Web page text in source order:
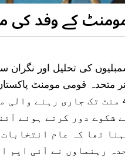
کے وفد کی
کی تحلیل اور
متحدہ قومی مومنٹ
صدیقی کی قیادت میں 5 رکنی وفد نے وزیراعظم سے ملاقات کی۔40 منٹ تک
شکوے دور کرتے ہوئے
تھا کہ عام
رہنماوں نے آئی ایم